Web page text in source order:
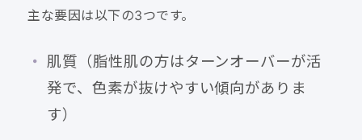
主な要因は以下の3つです。
肌質（脂性肌の方はターンオーバーが活
発で、色素が抜けやすい傾向がありま
す）